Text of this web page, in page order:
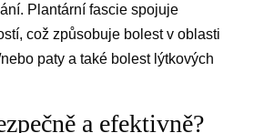
Plantární fascie spojuje
což způsobuje bolest v oblasti
paty a také bolest lýtkových
a efektivně?